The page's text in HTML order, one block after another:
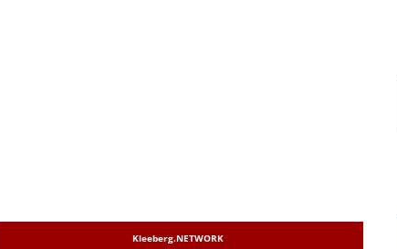
Kleeberg.NETWORK